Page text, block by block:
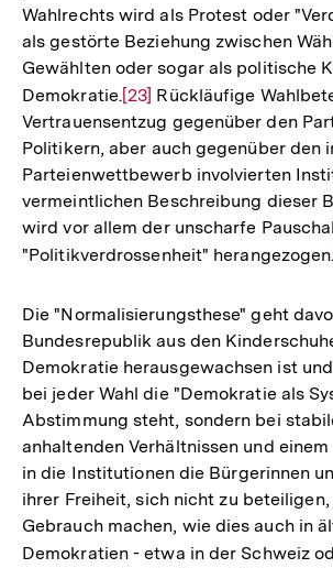
Wahlrechts wird als Protest oder
als gestörte Beziehung zwischen
Gewählten oder sogar als politische
Demokratie.Zur
Auflösung
der
Fußnote
[23] Rückläufige
Vertrauensentzug gegenüber den
Politikern, aber auch gegenüber den
Parteienwettbewerb involvierten
vermeintlichen Beschreibung dieser
wird vor allem der unscharfe
"Politikverdrossenheit" herangezogen.
Die "Normalisierungsthese" geht
Bundesrepublik aus den
Demokratie herausgewachsen ist
bei jeder Wahl die "Demokratie als
Abstimmung steht, sondern bei
anhaltenden Verhältnissen und
in die Institutionen die Bürgerinnen
ihrer Freiheit, sich nicht zu
Gebrauch machen, wie dies auch in
Demokratien - etwa in der Schweiz